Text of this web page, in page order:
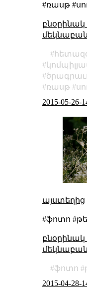
#ռասթ
բնօրինակ
ռասթ
2015-05-26-
այստեղից
#ֆոտո
բնօրինակ
ֆոտո
2015-04-28-